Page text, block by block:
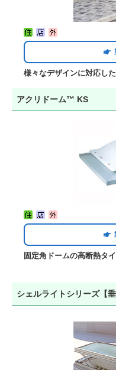
様々なデザインに対応し
アクリドーム™ KS
固定角ドームの高断熱タ
シェルライトシリーズ【垂